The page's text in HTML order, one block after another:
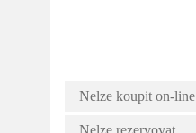
Nelze koupit on-line
Nelze rezervovat